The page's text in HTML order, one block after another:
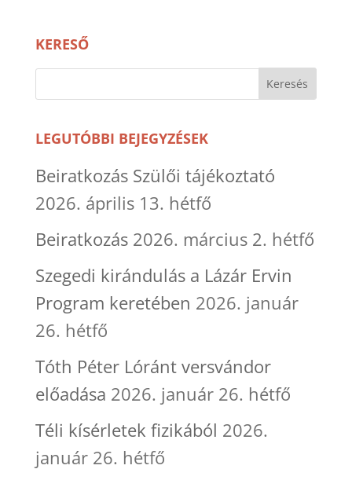
KERESŐ
LEGUTÓBBI BEJEGYZÉSEK
Beiratkozás Szülői tájékoztató
2026. április 13. hétfő
Beiratkozás 2026. március 2. hétfő
Szegedi kirándulás a Lázár Ervin
Program keretében 2026. január
26. hétfő
Tóth Péter Lóránt versvándor
előadása 2026. január 26. hétfő
Téli kísérletek fizikából 2026.
január 26. hétfő